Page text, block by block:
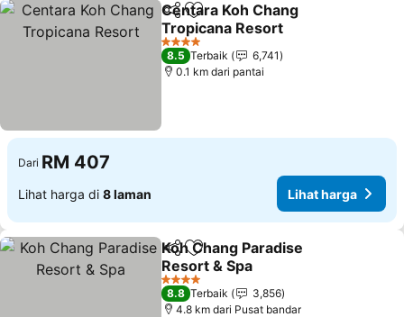
KongsiTambah ke favorit
Centara Koh Chang
Tropicana Resort
Lihat harga
4 Bintang
8.5 Terbaik
6,741
0.1 km dari pantai
Dari RM 407
Lihat harga di 8 laman Lihat harga
KongsiTambah ke favorit
Koh Chang Paradise
Resort & Spa
Lihat harga
4 Bintang
8.8 Terbaik
3,856
4.8 km dari Pusat bandar